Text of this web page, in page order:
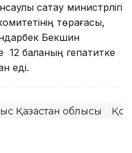
сақтау министрлігі
төрағасы,
Бекшин
12 баланың гепатитке
еді.
Қазақстан облысы